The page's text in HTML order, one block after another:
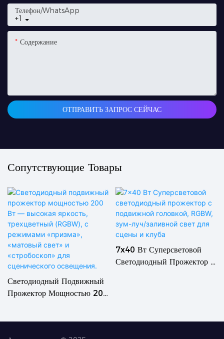
+1
Телефон/WhatsApp
Содержание
ОТПРАВИТЬ ЗАПРОС СЕЙЧАС
Сопутствующие Товары
Светодиодный Подвижный
Прожектор Мощностью 200
7x40 Вт Суперсветовой
Светодиодный Прожектор С